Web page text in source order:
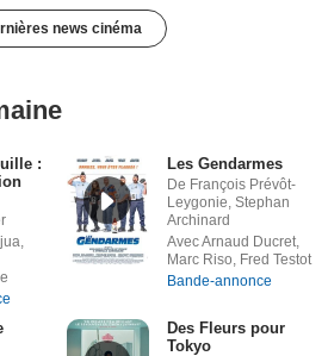
news cinéma
:
Les Gendarmes
De François Prévôt-
Leygonie, Stephan
Archinard
Avec Arnaud Ducret,
Marc Riso, Fred Testot
Bande-annonce
Des Fleurs pour
Tokyo